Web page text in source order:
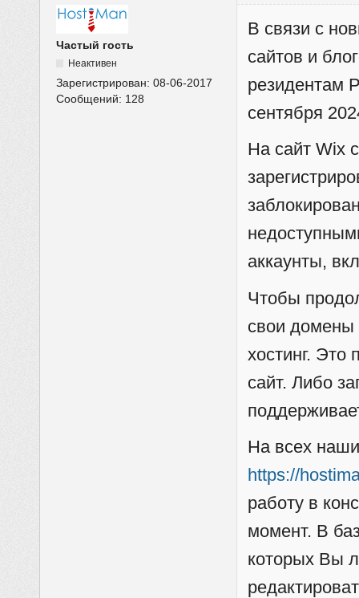
Частый гость
Неактивен
Зарегистрирован:08-06-2017
Сообщений: 128
В связи с
сайтов и
резидентам
сентября
На сайт Wix
аккаунты,
Чтобы
свои домены
хостинг. Это
сайт. Либо
На всех
https://
работу в
момент. В
которых Вы